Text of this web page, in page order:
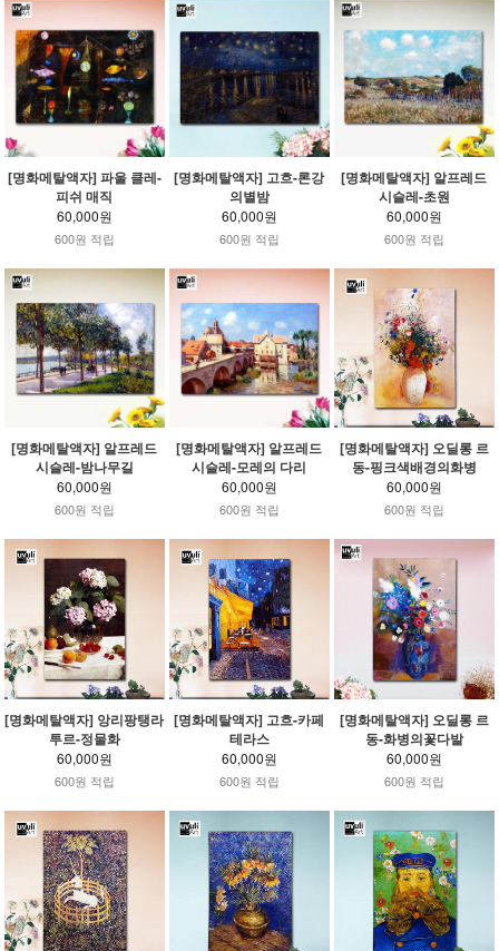
[명화메탈액자] 파울 클레-
피쉬 매직
60,000원
600원 적립
[명화메탈액자] 고흐-론강
의별밤
60,000원
600원 적립
[명화메탈액자] 알프레드
시슬레-초원
60,000원
600원 적립
[명화메탈액자] 알프레드
시슬레-밤나무길
60,000원
600원 적립
[명화메탈액자] 알프레드
시슬레-모레의 다리
60,000원
600원 적립
[명화메탈액자] 오딜롱 르
동-핑크색배경의화병
60,000원
600원 적립
[명화메탈액자] 앙리팡탱라
투르-정물화
60,000원
600원 적립
[명화메탈액자] 고흐-카페
테라스
60,000원
600원 적립
[명화메탈액자] 오딜롱 르
동-화병의꽃다발
60,000원
600원 적립